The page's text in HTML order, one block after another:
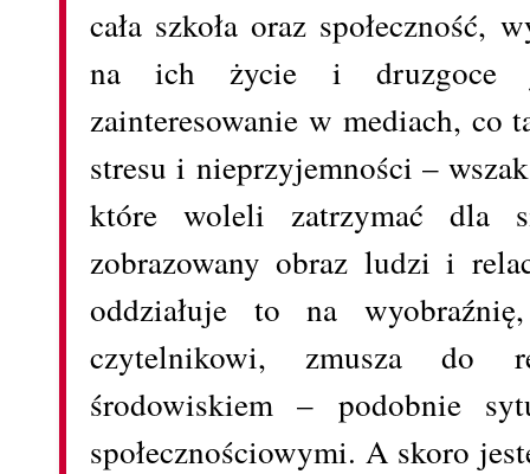
cała szkoła oraz społeczność,
na ich życie i druzgoce
zainteresowanie w mediach, co
stresu i nieprzyjemności –
które woleli zatrzymać dla
zobrazowany obraz ludzi i
oddziałuje to na
czytelnikowi, zmusza do
środowiskiem – podobnie
społecznościowymi. A skoro